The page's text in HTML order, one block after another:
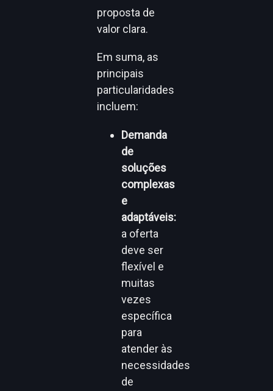
proposta de
valor clara.
Em suma, as
principais
particularidades
incluem:
Demanda
de
soluções
complexas
e
adaptáveis:
a oferta
deve ser
flexível e
muitas
vezes
específica
para
atender às
necessidades
de